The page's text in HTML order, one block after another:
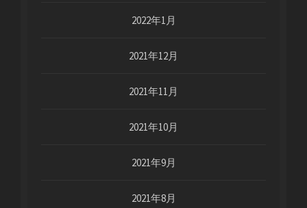
2022年1月
2021年12月
2021年11月
2021年10月
2021年9月
2021年8月